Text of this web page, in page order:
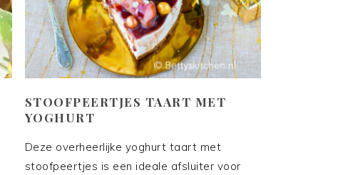
STOOFPEERTJES TAART MET
YOGHURT
Deze overheerlijke yoghurt taart met
stoofpeertjes is een ideale afsluiter voor